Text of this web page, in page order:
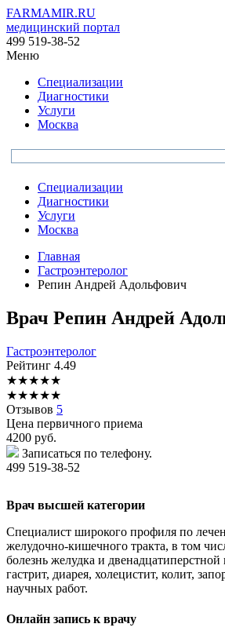
FARMAMIR.RU
медицинский портал
499 519-38-52
Меню
Специализации
Диагностики
Услуги
Москва
Специализации
Диагностики
Услуги
Москва
Главная
Гастроэнтеролог
Репин Андрей Адольфович
Врач Репин Андрей
Гастроэнтеролог
Рейтинг 4.49
★★★★★
★★★★★
Отзывов 5
Цена первичного приема
4200 руб.
Записаться по телефону.
499 519-38-52
Врач высшей категории
Специалист широкого профиля по
желудочно-кишечного тракта, в том
болезнь желудка и
гастрит, диарея, холецистит, колит,
научных работ.
Онлайн запись к врачу